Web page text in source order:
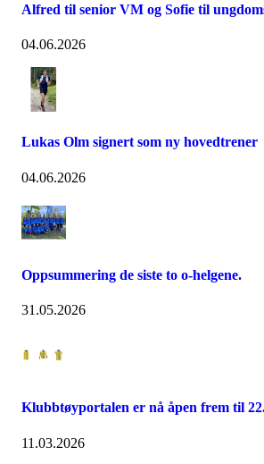
Alfred til senior VM og Sofie til
04.06.2026
Lukas Olm signert som ny hovedtrener
04.06.2026
Oppsummering de siste to o-helgene.
31.05.2026
Klubbtøyportalen er nå åpen frem til
11.03.2026